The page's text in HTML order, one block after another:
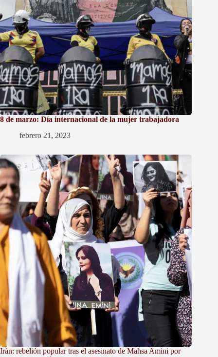
8 de marzo: Día internacional de la mujer trabajadora
febrero 21, 2023
Irán: rebelión popular tras el asesinato de Mahsa Amini por